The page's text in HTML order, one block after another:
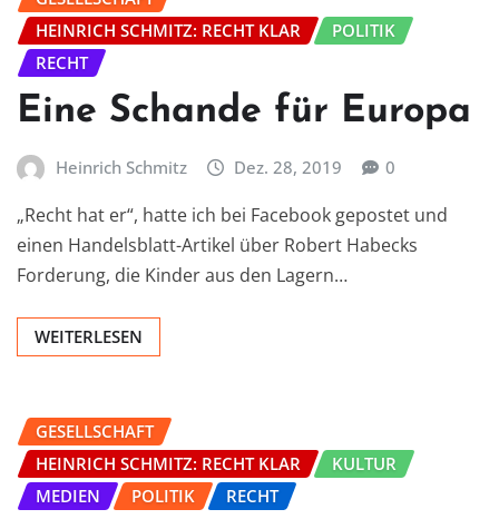
HEINRICH SCHMITZ: RECHT KLAR
POLITIK
RECHT
Eine Schande für Europa
Heinrich Schmitz Dez. 28, 2019 0
„Recht hat er“, hatte ich bei Facebook gepostet und
einen Handelsblatt-Artikel über Robert Habecks
Forderung, die Kinder aus den Lagern…
WEITERLESEN
GESELLSCHAFT
HEINRICH SCHMITZ: RECHT KLAR
KULTUR
MEDIEN
POLITIK RECHT